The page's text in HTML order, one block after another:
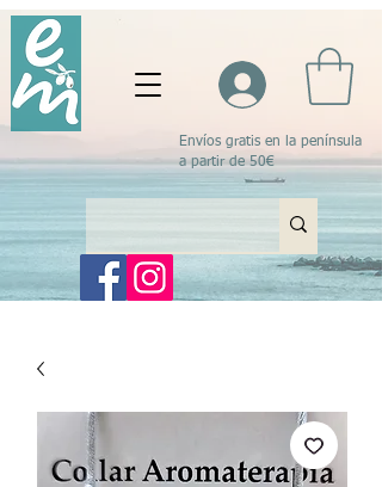
Envíos gratis en la península
a partir de 50€